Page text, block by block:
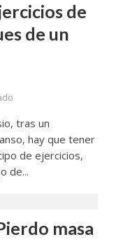
de
de un
tras un
hay que tener
de ejercicios,
de...
masa